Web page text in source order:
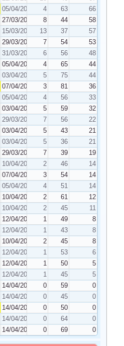
05/04/2021 4 63
66
27/03/2021 8 44
58
15/03/2021 13 37
57
29/03/2021 7 54
53
31/03/2021 6 56
48
05/04/2021 4 65
44
03/04/2021 5 75
44
07/04/2021 3 81
36
05/04/2021 4 56
33
03/04/2021 5 59
32
29/03/2021 7 56
22
03/04/2021 5 43
21
03/04/2021 5 36
21
29/03/2021 7 39
19
10/04/2021 2 46
14
07/04/2021 3 54
14
05/04/2021 4 51
14
10/04/2021 2 61
12
10/04/2021 2 45
11
12/04/2021 1 49
8
12/04/2021 1 43
8
10/04/2021 2 45
8
12/04/2021 1 53
6
12/04/2021 1 50
5
12/04/2021 1 45
5
14/04/2021 0 59
0
14/04/2021 0 45
0
14/04/2021 0 50
0
14/04/2021 0 64
0
14/04/2021 0 69 0